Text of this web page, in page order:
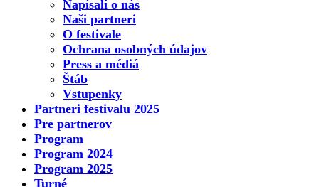
Napísali o nás
Naši partneri
O festivale
Ochrana osobných údajov
Press a médiá
Štáb
Vstupenky
Partneri festivalu 2025
Pre partnerov
Program
Program 2024
Program 2025
Turné